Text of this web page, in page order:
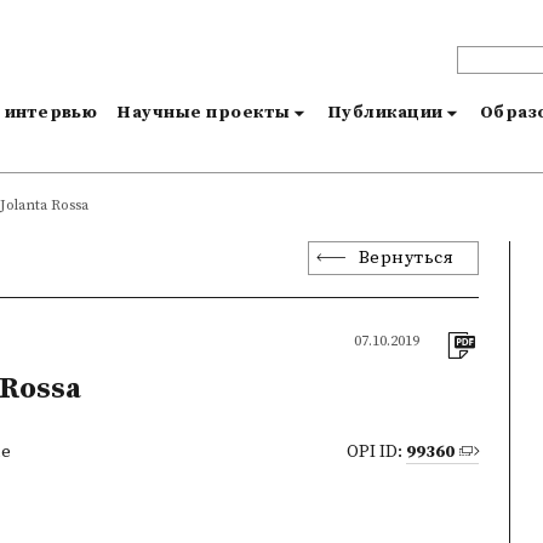
интервью Научные проекты Публикации
Rossa
Вернуться
07.10.2019
OPI ID: 99360